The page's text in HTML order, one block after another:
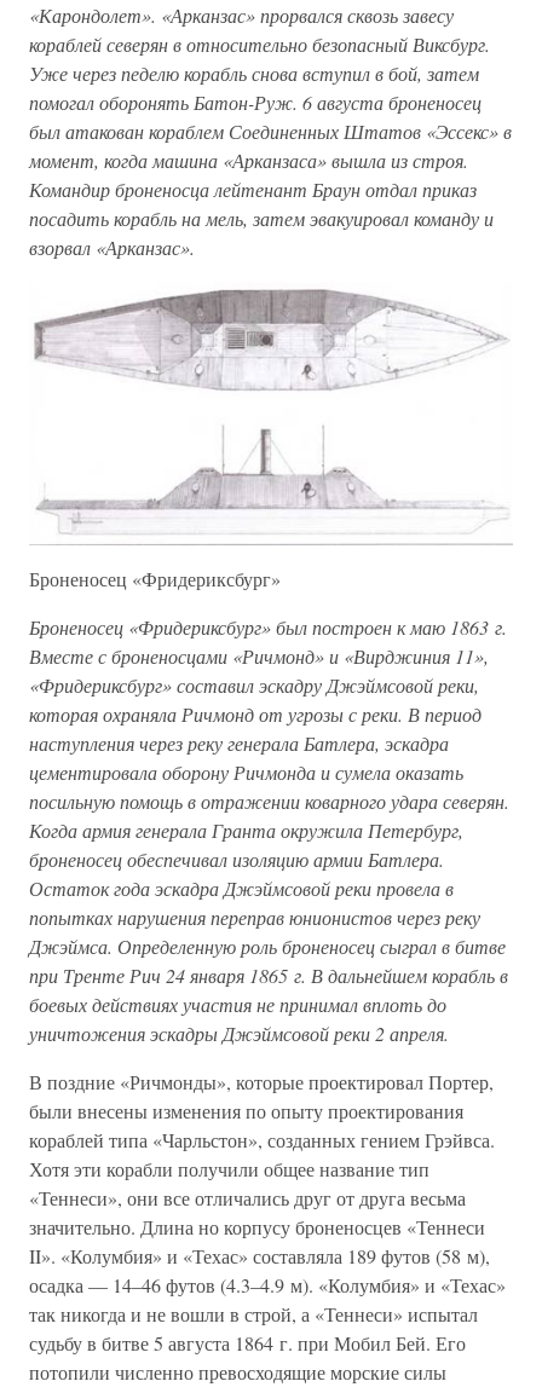
«Карондолет». «Арканзас» прорвался сквозь завесу
кораблей северян в относительно безопасный Виксбург.
Уже через педелю корабль снова вступил в бой, затем
помогал оборонять Батон-Руж. 6 августа броненосец
был атакован кораблем Соединенных Штатов «Эссекс» в
момент, когда машина «Арканзаса» вышла из строя.
Командир броненосца лейтенант Браун отдал приказ
посадить корабль на мель, затем эвакуировал команду и
взорвал «Арканзас».
Броненосец «Фридериксбург»
Броненосец «Фридериксбург» был построен к маю 1863 г.
Вместе с броненосцами «Ричмонд» и «Вирджиния 11»,
«Фридериксбург» составил эскадру Джэймсовой реки,
которая охраняла Ричмонд от угрозы с реки. В период
наступления через реку генерала Батлера, эскадра
цементировала оборону Ричмонда и сумела оказать
посильную помощь в отражении коварного удара северян.
Когда армия генерала Гранта окружила Петербург,
броненосец обеспечивал изоляцию армии Батлера.
Остаток года эскадра Джэймсовой реки провела в
попытках нарушения переправ юнионистов через реку
Джэймса. Определенную роль броненосец сыграл в битве
при Тренте Рич 24 января 1865 г. В дальнейшем корабль в
боевых действиях участия не принимал вплоть до
уничтожения эскадры Джэймсовой реки 2 апреля.
В поздние «Ричмонды», которые проектировал Портер,
были внесены изменения по опыту проектирования
кораблей типа «Чарльстон», созданных гением Грэйвса.
Хотя эти корабли получили общее название тип
«Теннеси», они все отличались друг от друга весьма
значительно. Длина но корпусу броненосцев «Теннеси
II». «Колумбия» и «Техас» составляла 189 футов (58 м),
осадка — 14–46 футов (4.3–4.9 м). «Колумбия» и «Техас»
так никогда и не вошли в строй, а «Теннеси» испытал
судьбу в битве 5 августа 1864 г. при Мобил Бей. Его
потопили численно превосходящие морские силы